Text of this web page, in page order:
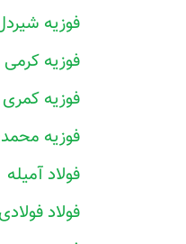
فوزیه
فوزیه کرمی
فوزیه کمری
فوزیه
فولاد آمیله
فولاد فولادی